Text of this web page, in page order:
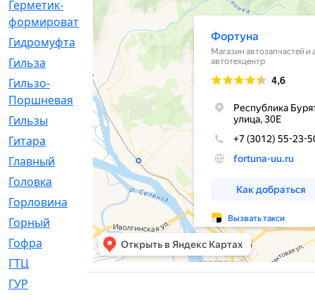
Герметик-
формирователь
[3]
Гидромуфта
[47]
Гильза
[56]
Гильзо-
Поршневая
[13]
Гильзы
[259]
Гитара
Главный
[29]
Головка
[28]
Горловина
[14]
Горный
[1]
Гофра
[86]
ГТЦ
[96]
ГУР